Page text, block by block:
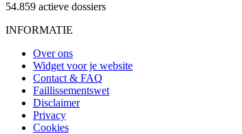
54.859 actieve dossiers
INFORMATIE
Over ons
Widget voor je website
Contact & FAQ
Faillissementswet
Disclaimer
Privacy
Cookies